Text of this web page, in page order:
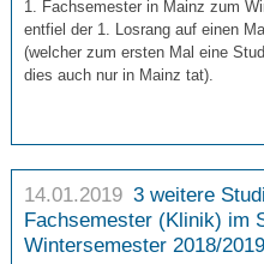
1. Fachsemester in Mainz zum
entfiel der 1. Losrang auf einen
(welcher zum ersten Mal eine
dies auch nur in Mainz tat).
14.01.2019 3 weitere
Fachsemester (Klinik) im
Wintersemester 2018/2019